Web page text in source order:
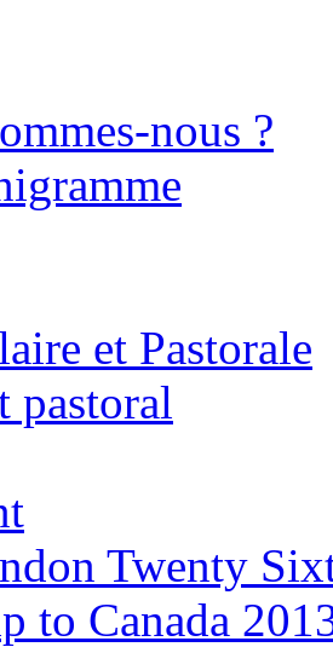
nous ?
et Pastorale
pastoral
Twenty
to Canada